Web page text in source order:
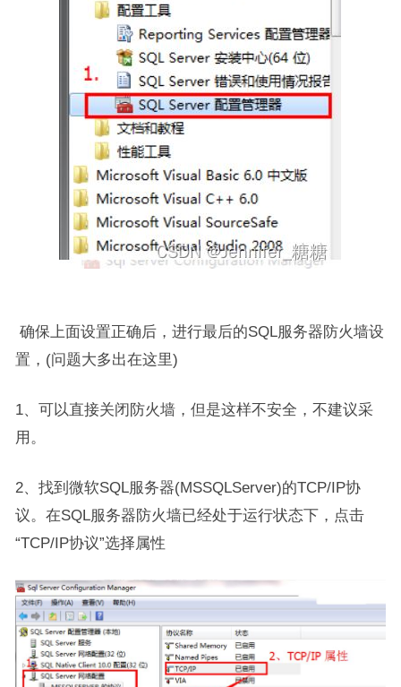
确保上面设置正确后，进行最后的SQL服务器防火墙设
置，(问题大多出在这里)
1、可以直接关闭防火墙，但是这样不安全，不建议采
用。
2、找到微软SQL服务器(MSSQLServer)的TCP/IP协
议。在SQL服务器防火墙已经处于运行状态下，点击
“TCP/IP协议”选择属性